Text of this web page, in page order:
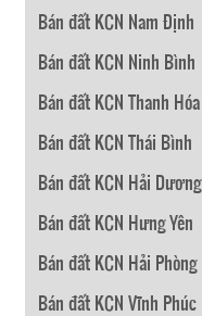
Bán đất KCN Nam Định
Bán đất KCN Ninh Bình
Bán đất KCN Thanh Hóa
Bán đất KCN Thái Bình
Bán đất KCN Hải Dương
Bán đất KCN Hưng Yên
Bán đất KCN Hải Phòng
Bán đất KCN Vĩnh Phúc